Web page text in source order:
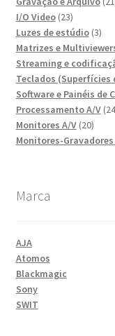
I/O Video 2323
produtos
Luzes de estúdio 33
Matrizes e
Streaming e
Teclados (Superfícies
Software e Painéis de
Processamento A/V
Monitores A/V 2020
Monitores-Gravadores
Marca
AJA
Atomos
Blackmagic
Sony
SWIT